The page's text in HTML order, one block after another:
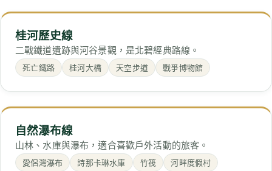
桂河歷史線
二戰鐵道遺跡與河谷景觀，是北碧經典路線。
死亡鐵路 桂河大橋 天空步道 戰爭博物館
自然瀑布線
山林、水庫與瀑布，適合喜歡戶外活動的旅客。
愛侶灣瀑布 詩那卡琳水庫 竹筏 河畔度假村